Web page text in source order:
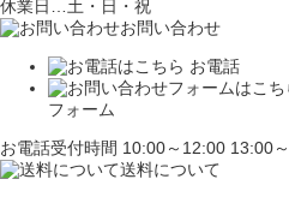
休業日…土・日・祝
お問い合わせ
お電話
フォーム
お電話受付時間 10:00～12:00 13:00
送料について